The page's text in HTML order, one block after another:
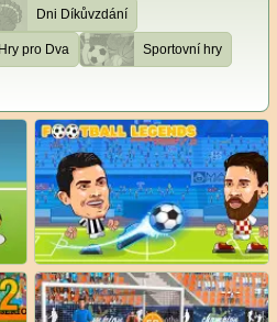
Dni Díkůvzdání
Hry pro Dva Sportovní hry